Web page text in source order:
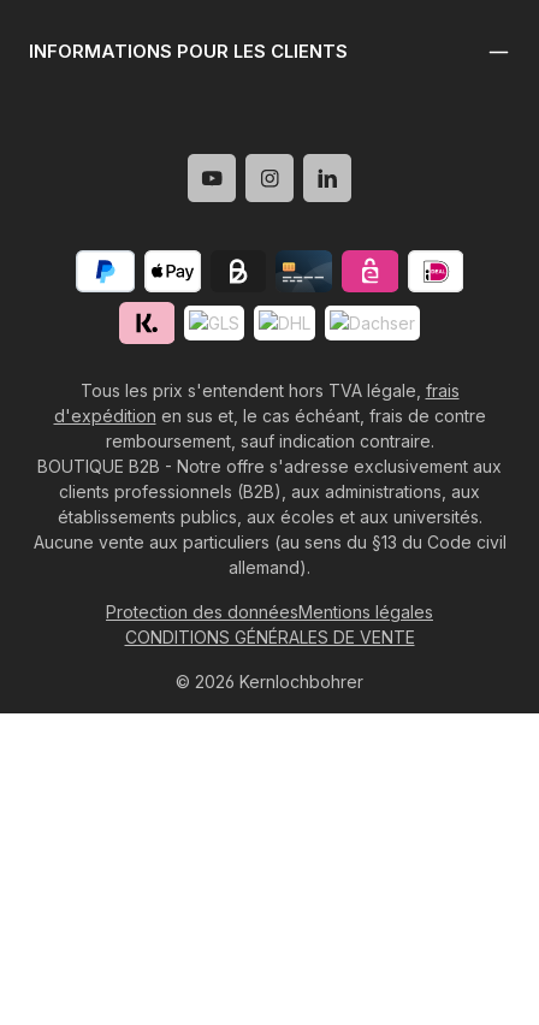
INFORMATIONS POUR LES CLIENTS
Tous les prix s'entendent hors TVA légale, frais
d'expédition en sus et, le cas échéant, frais de contre
remboursement, sauf indication contraire.
BOUTIQUE B2B - Notre offre s'adresse exclusivement aux
clients professionnels (B2B), aux administrations, aux
établissements publics, aux écoles et aux universités.
Aucune vente aux particuliers (au sens du §13 du Code civil
allemand).
© 2026 Kernlochbohrer
Protection des donnéesMentions légales
CONDITIONS GÉNÉRALES DE VENTE